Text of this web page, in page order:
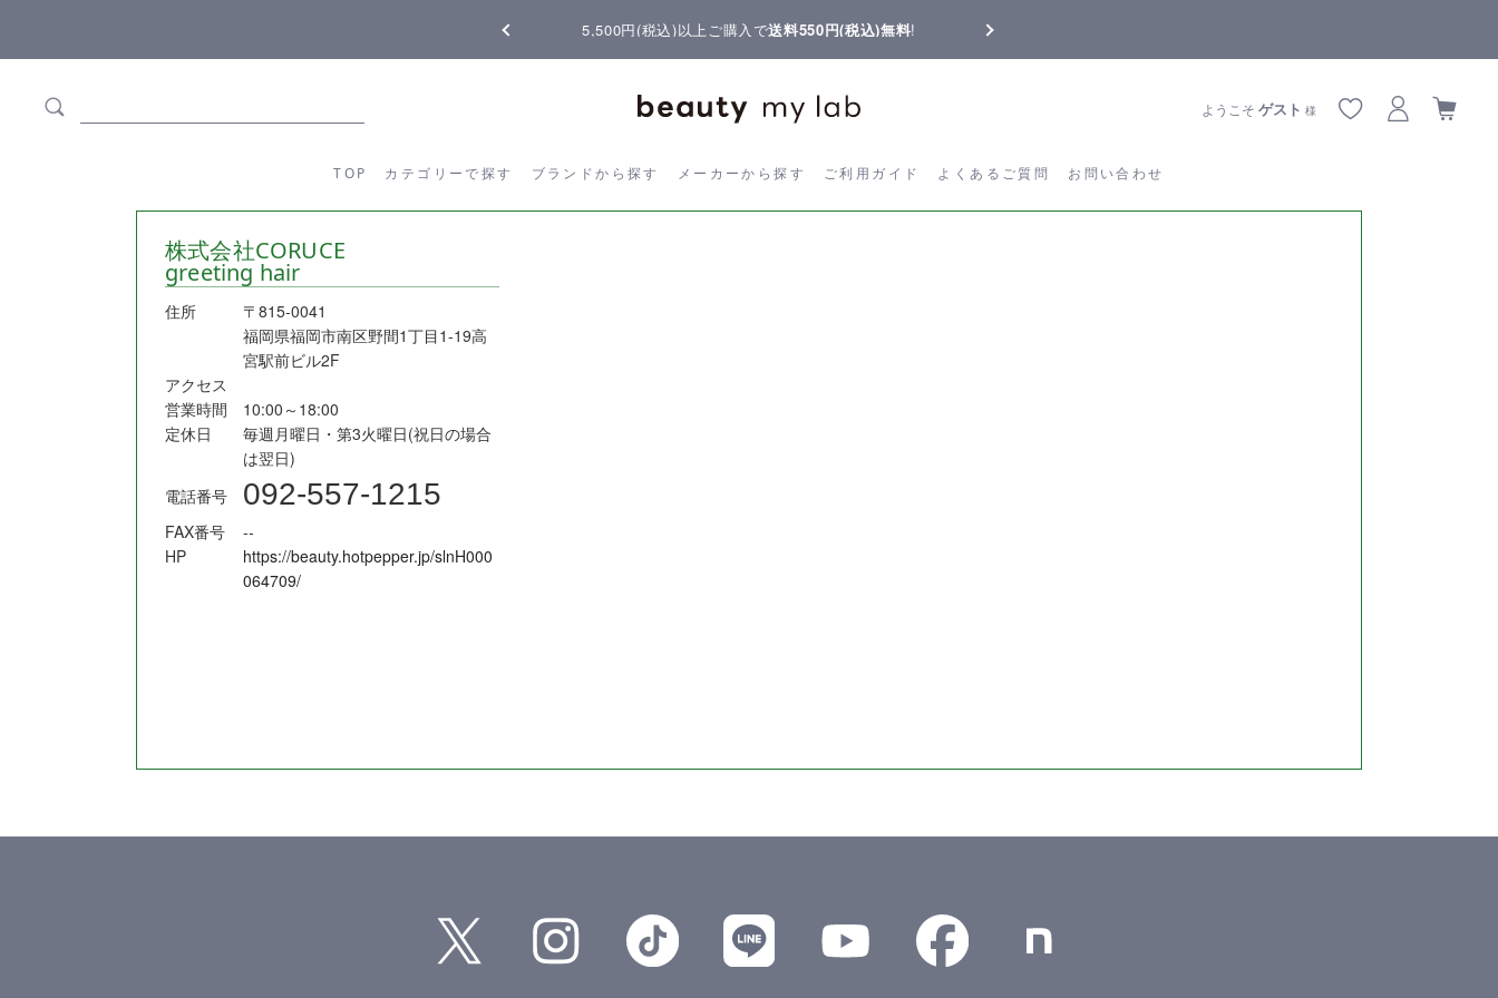
5,500円(税込)以上ご購入で送料550円(税込)無料!
TOP カテゴリーで探す ブランドから探す メーカーから探す ご利用ガイド よくあるご質問 お問い合わせ
ようこそゲスト 様
カテゴリーから探す ブランドから探す メーカーから探す ご利用ガイド よくあるご質問
株式会社CORUCE
greeting hair
住所
〒815-0041
福岡県福岡市南区野間1丁目1-19高
宮駅前ビル2F
アクセス
営業時間
10:00～18:00
定休日
毎週月曜日・第3火曜日(祝日の場合
は翌日)
電話番号
092-557-1215
FAX番号
--
HP
https://beauty.hotpepper.jp/slnH000
064709/